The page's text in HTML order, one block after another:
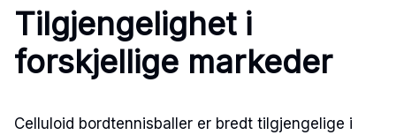
Tilgjengelighet i
forskjellige markeder
Celluloid bordtennisballer er bredt tilgjengelige i